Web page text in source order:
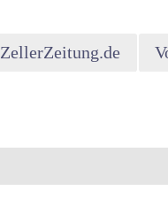
ZellerZeitung.de